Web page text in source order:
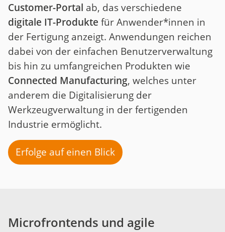
Customer-Portal ab, das verschiedene
digitale IT-Produkte für Anwender*innen in
der Fertigung anzeigt. Anwendungen reichen
dabei von der einfachen Benutzerverwaltung
bis hin zu umfangreichen Produkten wie
Connected Manufacturing, welches unter
anderem die Digitalisierung der
Werkzeugverwaltung in der fertigenden
Industrie ermöglicht.
Erfolge auf einen Blick
Microfrontends und agile